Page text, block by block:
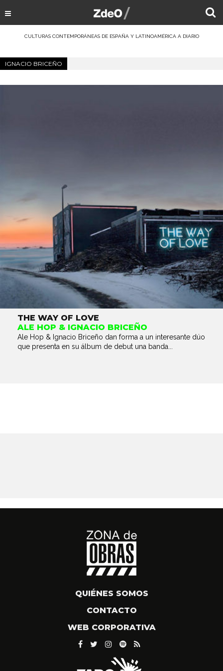
CULTURAS CONTEMPORÁNEAS DE ESPAÑA Y LATINOAMÉRICA A DIARIO
IGNACIO BRICEÑO
THE WAY OF LOVE
ALE HOP & IGNACIO BRICEÑO
Ale Hop & Ignacio Briceño dan forma a un interesante dúo
que presenta en su álbum de debut una banda...
QUIÉNES SOMOS
CONTACTO
WEB CORPORATIVA